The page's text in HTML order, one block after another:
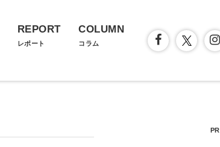
REPORT
レポート
COLUMN
コラム
PR